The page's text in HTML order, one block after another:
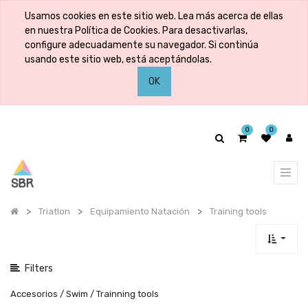
Usamos cookies en este sitio web. Lea más acerca de ellas
en nuestra Política de Cookies. Para desactivarlas,
configure adecuadamente su navegador. Si continúa
usando este sitio web, está aceptándolas.
OK
0 0
Triatlon Equipamiento Natación Training tools
Filters
Mostrar
categorías
Accesorios / Swim / Trainning tools